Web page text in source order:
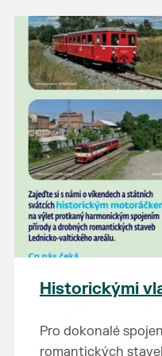
Prodejce prosíme
minut před
prodejních místech
plánujete přijít a
místo, potvrďte
ať víme, s kolika
prodejních míst je
Těšíme se jako vždy!
Historickými
Pro dokonalé
romantických